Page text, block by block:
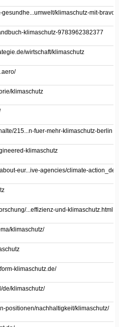
klimaschutz-mit-
klimaschutz-9783962382377
wirtschaft/klimaschutz
klimaschutz
215...n-fuer-mehr-klimaschutz-berlin
klimaschutz
eur...ive-agencies/climate-action_de
...effizienz-und-klimaschutz.html
klimaschutz/
klimaschutz.de/
de/klimaschutz/
positionen/nachhaltigkeit/klimaschutz/